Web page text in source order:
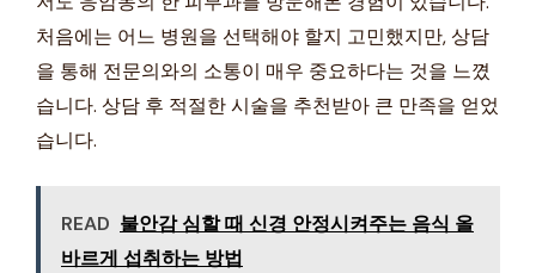
처음에는 어느 병원을 선택해야 할지 고민했지만, 상담
을 통해 전문의와의 소통이 매우 중요하다는 것을 느꼈
습니다. 상담 후 적절한 시술을 추천받아 큰 만족을 얻었
습니다.
READ 불안감 심할 때 신경 안정시켜주는 음식 올
바르게 섭취하는 방법